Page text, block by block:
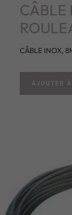
CÂBLE
CÂBLE INOX,
AJOUTER